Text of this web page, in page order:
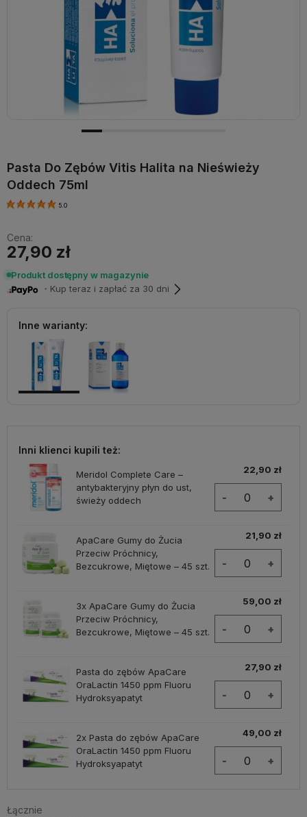
Pasta Do Zębów Vitis Halita na Nieświeży
Oddech 75ml
5.0
Cena:
27,90 zł
Produkt dostępny w magazynie
・Kup teraz i zapłać za 30 dni
Inne warianty:
Inni klienci kupili też:
Meridol Complete Care –
antybakteryjny płyn do ust,
świeży oddech
22,90 zł
- +
ApaCare Gumy do Żucia
Przeciw Próchnicy,
Bezcukrowe, Miętowe – 45 szt.
21,90 zł
- +
3x ApaCare Gumy do Żucia
Przeciw Próchnicy,
Bezcukrowe, Miętowe – 45 szt.
59,00 zł
- +
Pasta do zębów ApaCare
OraLactin 1450 ppm Fluoru
Hydroksyapatyt
27,90 zł
- +
2x Pasta do zębów ApaCare
OraLactin 1450 ppm Fluoru
Hydroksyapatyt
49,00 zł
- +
Łącznie